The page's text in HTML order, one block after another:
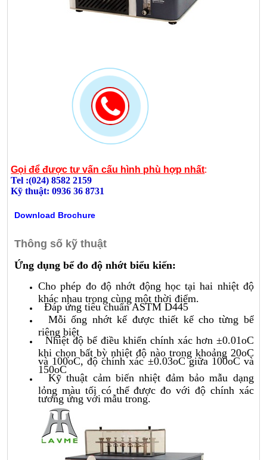
Gọi để được tư vấn cấu hình phù hợp nhất:
Tel :(024) 8582 2159
Kỹ thuật: 0936 36 8731
Download Brochure
Thông số kỹ thuật
Ứng dụng bể đo độ nhớt biểu kiến:
Cho phép đo độ nhớt động học tại hai nhiệt độ
khác nhau trong cùng một thời điểm.
Đáp ứng tiêu chuẩn ASTM D445
Mỗi ống nhớt kế được thiết kế cho từng bể
riêng biệt
Nhiệt độ bể điều khiển chính xác hơn ±0.01oC
khi chọn bất bỳ nhiệt độ nào trong khoảng 20oC
và 100oC, độ chính xác ±0.03oC giữa 100oC và
150oC
Kỹ thuật cảm biến nhiệt đảm bảo mẫu dạng
lỏng màu tối có thể được đo với độ chính xác
tương ứng với mẫu trong.